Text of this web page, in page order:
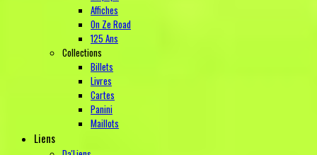
Affiches
On Ze Road
125 Ans
Collections
Billets
Livres
Cartes
Panini
Maillots
Liens